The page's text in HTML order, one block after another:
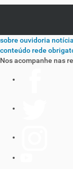
sobre ouvidoria
conteúdorede
Nos acompanhe nas